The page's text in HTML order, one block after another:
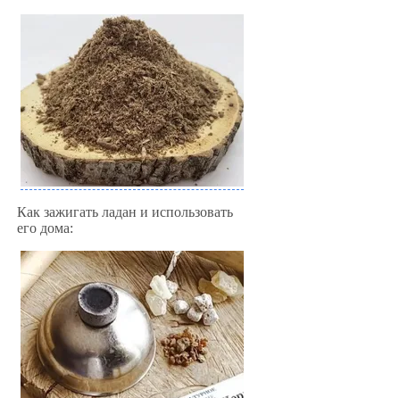
Как зажигать ладан и использовать
его дома: